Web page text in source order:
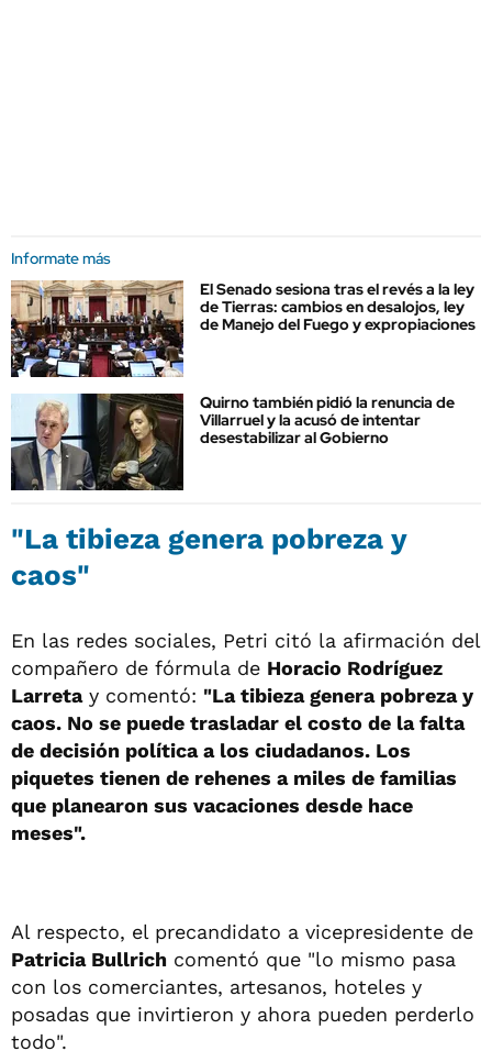
Informate más
El Senado sesiona tras el revés a la ley
de Tierras: cambios en desalojos, ley
de Manejo del Fuego y expropiaciones
Quirno también pidió la renuncia de
Villarruel y la acusó de intentar
desestabilizar al Gobierno
"La tibieza genera pobreza y
caos"
En las redes sociales, Petri citó la afirmación del
compañero de fórmula de Horacio Rodríguez
Larretay comentó: "La tibieza genera pobreza y
caos. No se puede trasladar el costo de la falta
de decisión política a los ciudadanos. Los
piquetes tienen de rehenes a miles de familias
que planearon sus vacaciones desde hace
meses".
Al respecto, el precandidato a vicepresidente de
Patricia Bullrich comentó que "lo mismo pasa
con los comerciantes, artesanos, hoteles y
posadas que invirtieron y ahora pueden perderlo
todo".